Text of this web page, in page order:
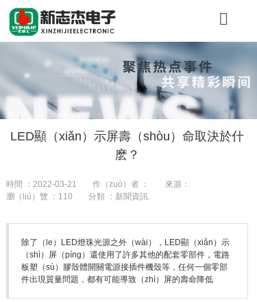
關於
產（
工（
LED顯（xiǎn）示屏壽（shòu）命取決於什
麽？
時間 ：2022-03-21 作（zuò）者 ：
來源：
瀏（liú）覽 ： 110 分類 ：新聞資訊
除了（le）LED燈珠光源之外（wài），LED顯（xiǎn）示
（shì）屏（píng）還使用了許多其他的配套零部件，電路
板塑（sù）膠殼體開關電源接插件機殼等，任何一個零部
件出現質量問題，都有可能導致（zhì）屏的壽命降低